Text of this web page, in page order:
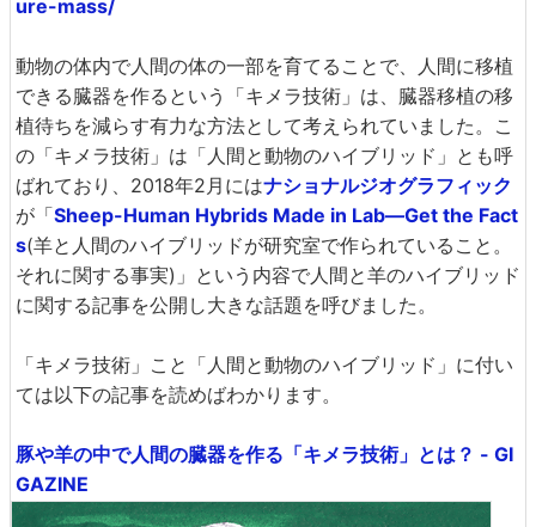
ure-mass/
動物の体内で人間の体の一部を育てることで、人間に移植
できる臓器を作るという「キメラ技術」は、臓器移植の移
植待ちを減らす有力な方法として考えられていました。こ
の「キメラ技術」は「人間と動物のハイブリッド」とも呼
ばれており、2018年2月にはナショナルジオグラフィック
が「Sheep-Human Hybrids Made in Lab—Get the Fact
s(羊と人間のハイブリッドが研究室で作られていること。
それに関する事実)」という内容で人間と羊のハイブリッド
に関する記事を公開し大きな話題を呼びました。
「キメラ技術」こと「人間と動物のハイブリッド」に付い
ては以下の記事を読めばわかります。
豚や羊の中で人間の臓器を作る「キメラ技術」とは？ - GI
GAZINE